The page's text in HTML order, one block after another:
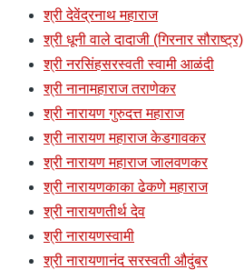
श्री देवेंद्रनाथ महाराज
श्री धूनी वाले दादाजी (गिरनार सौराष्ट्र)
श्री नरसिंहसरस्वती स्वामी आळंदी
श्री नानामहाराज तराणेकर
श्री नारायण गुरुदत्त महाराज
श्री नारायण महाराज केडगावकर
श्री नारायण महाराज जालवणकर
श्री नारायणकाका ढेकणे महाराज
श्री नारायणतीर्थ देव
श्री नारायणस्वामी
श्री नारायणानंद सरस्वती औदुंबर